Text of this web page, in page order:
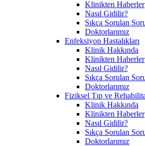
Klinikten Haberler
Nasıl Gidilir?
Sıkça Sorulan
Doktorlarımız
Enfeksiyon Hastalıkları
Klinik Hakkında
Klinikten Haberler
Nasıl Gidilir?
Sıkça Sorulan
Doktorlarımız
Fiziksel Tıp ve
Klinik Hakkında
Klinikten Haberler
Nasıl Gidilir?
Sıkça Sorulan
Doktorlarımız